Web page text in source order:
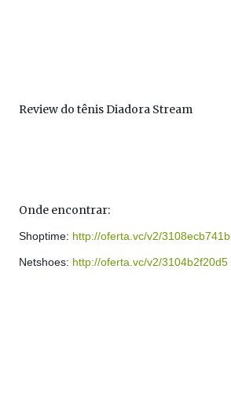
Review do tênis Diadora Stream
Onde encontrar:
Shoptime: http://oferta.vc/v2/3108ecb741b
Netshoes: http://oferta.vc/v2/3104b2f20d5